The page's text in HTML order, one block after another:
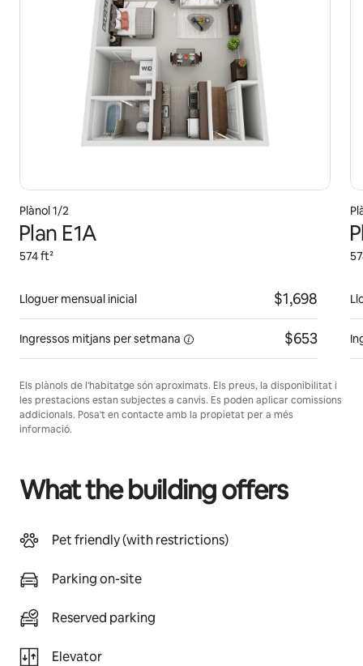
Plànol 1/2
Plan E1A
574 ft²
Lloguer mensual inicial $1,698
Ingressos mitjans per setmana $653
Els plànols de l'habitatge són aproximats. Els preus, la disponibilitat i
les prestacions estan subjectes a canvis. Es poden aplicar comissions
addicionals. Posa't en contacte amb la propietat per a més
informació.
What the building offers
Pet friendly (with restrictions)
Parking on-site
Reserved parking
Elevator